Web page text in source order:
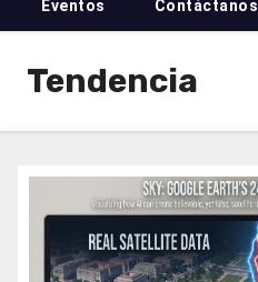
Eventos Contáctanos
Tendencia